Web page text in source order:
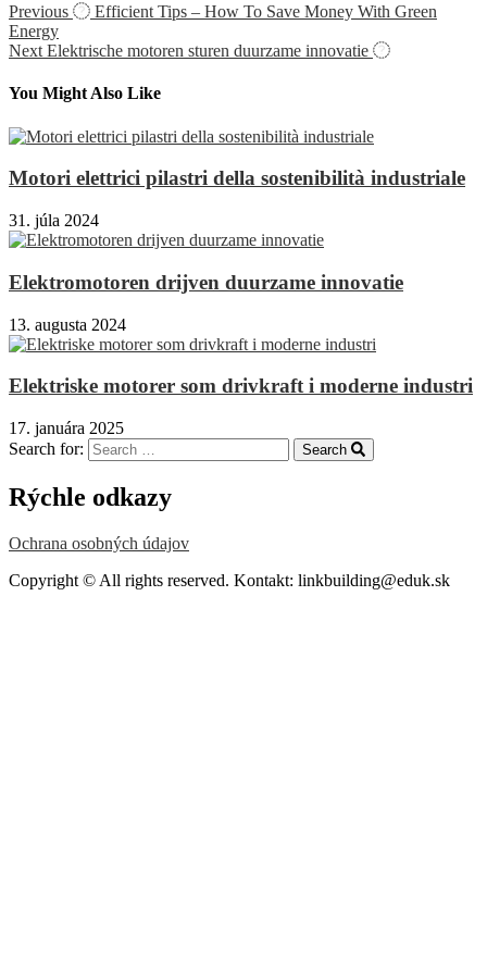
Previous
Efficient Tips – How To Save Money With Green
Energy
Next Elektrische motoren sturen duurzame innovatie
You Might Also Like
Motori elettrici pilastri della sostenibilità industriale
31. júla 2024
Elektromotoren drijven duurzame innovatie
13. augusta 2024
Elektriske motorer som drivkraft i moderne industri
17. januára 2025
Search for:
Search
Rýchle odkazy
Ochrana osobných údajov
Copyright © All rights reserved. Kontakt: linkbuilding@eduk.sk